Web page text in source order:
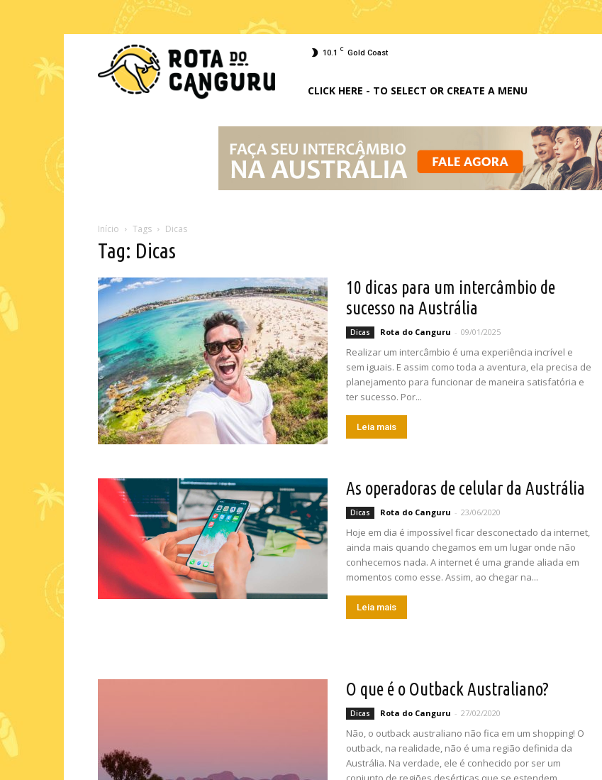
Canguru
10.1 C Gold Coast
CLICK HERE - TO SELECT OR CREATE A MENU
Início Tags Dicas
Tag: Dicas
10 dicas para um intercâmbio de
sucesso na Austrália
Dicas Rota do Canguru - 09/01/2025
Realizar um intercâmbio é uma experiência incrível e
sem iguais. E assim como toda a aventura, ela precisa de
planejamento para funcionar de maneira satisfatória e
ter sucesso. Por...
Leia mais
As operadoras de celular da Austrália
Dicas Rota do Canguru - 23/06/2020
Hoje em dia é impossível ficar desconectado da internet,
ainda mais quando chegamos em um lugar onde não
conhecemos nada. A internet é uma grande aliada em
momentos como esse. Assim, ao chegar na...
Leia mais
O que é o Outback Australiano?
Dicas Rota do Canguru - 27/02/2020
Não, o outback australiano não fica em um shopping! O
outback, na realidade, não é uma região definida da
Austrália. Na verdade, ele é conhecido por ser um